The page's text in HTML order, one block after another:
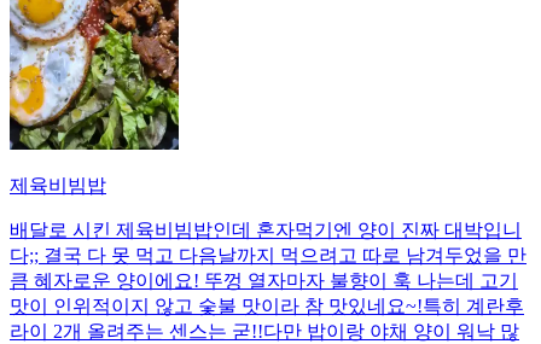
제육비빔밥
배달로 시킨 제육비빔밥인데 혼자먹기엔 양이 진짜 대박입니
다;; 결국 다 못 먹고 다음날까지 먹으려고 따로 남겨두었을 만
큼 혜자로운 양이에요! 뚜껑 열자마자 불향이 훅 나는데 고기
맛이 인위적이지 않고 숯불 맛이라 참 맛있네요~!특히 계란후
라이 2개 올려주는 센스는 굳!! ​다만 밥이랑 야채 양이 워낙 많